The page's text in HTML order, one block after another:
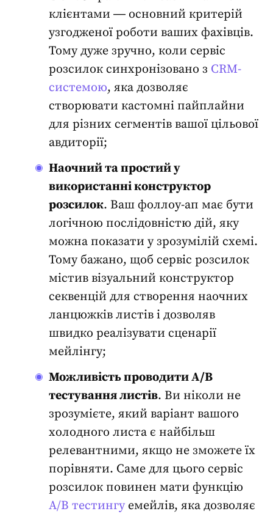
клієнтами ― основний критерій
узгодженої роботи ваших фахівців.
Тому дуже зручно, коли сервіс
розсилок синхронізовано з CRM-
системою, яка дозволяє
створювати кастомні пайплайни
для різних сегментів вашої цільової
авдиторії;
Наочний та простий у
використанні конструктор
розсилок. Ваш фоллоу-ап має бути
логічною послідовністю дій, яку
можна показати у зрозумілій схемі.
Тому бажано, щоб сервіс розсилок
містив візуальний конструктор
секвенцій для створення наочних
ланцюжків листів і дозволяв
швидко реалізувати сценарії
мейлінгу;
Можливість проводити A/B
тестування листів. Ви ніколи не
зрозумієте, який варіант вашого
холодного листа є найбільш
релевантними, якщо не зможете їх
порівняти. Саме для цього сервіс
розсилок повинен мати функцію
A/B тестингу емейлів, яка дозволяє